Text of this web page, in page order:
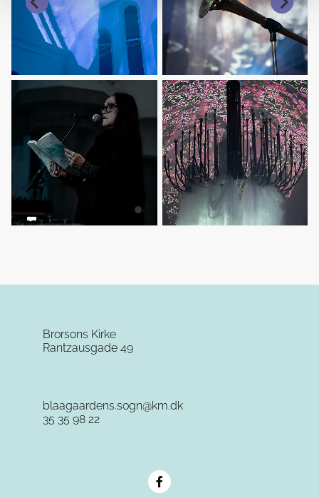
Brorsons Kirke
Rantzausgade 49
blaagaardens.sogn@km.dk
35 35 98 22